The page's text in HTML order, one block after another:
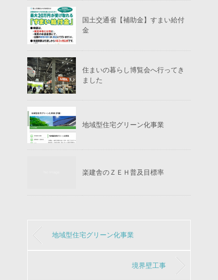
国土交通省【補助金】すまい給付
金
住まいの暮らし博覧会へ行ってき
ました
地域型住宅グリーン化事業
楽建舎のＺＥＨ普及目標率
地域型住宅グリーン化事業
境界壁工事